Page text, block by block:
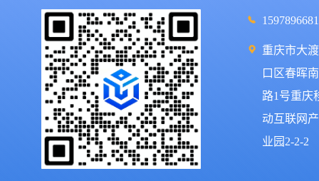
重庆市大渡
口区春晖南
路1号重庆
动互联网产
业园2-2-2